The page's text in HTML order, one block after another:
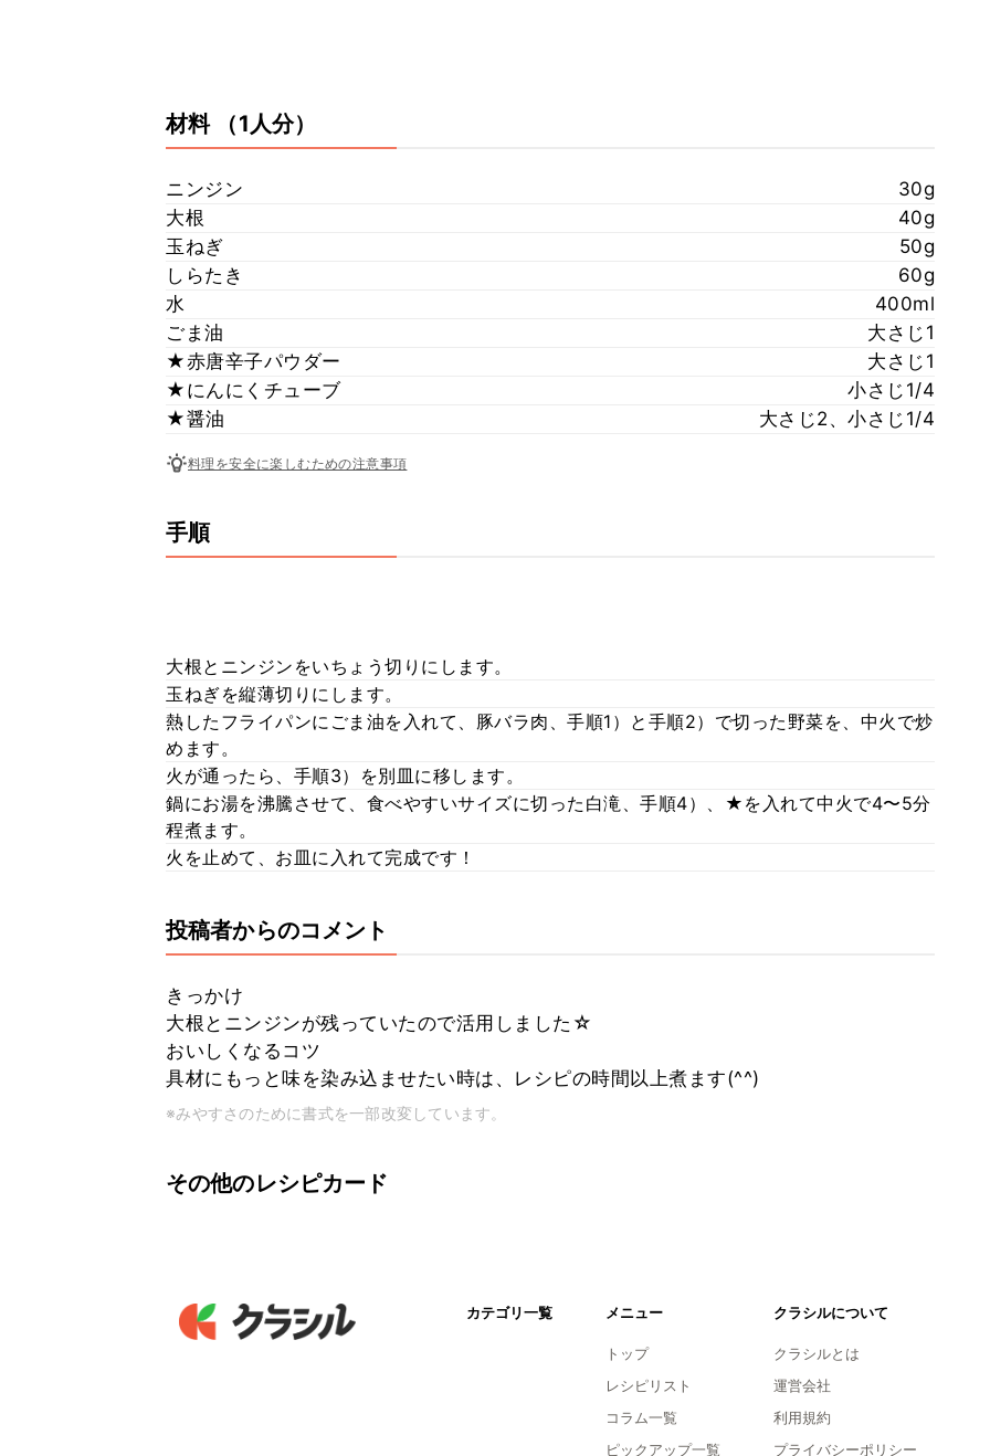
材料 （1人分）
ニンジン
30g
大根
40g
玉ねぎ
50g
しらたき
60g
水
400ml
ごま油
大さじ1
★赤唐辛子パウダー
大さじ1
★にんにくチューブ
小さじ1/4
★醤油
大さじ2、小さじ1/4
料理を安全に楽しむための注意事項
手順
大根とニンジンをいちょう切りにします。
玉ねぎを縦薄切りにします。
熱したフライパンにごま油を入れて、豚バラ肉、手順1）と手順2）で切った野菜を、中火で炒
めます。
火が通ったら、手順3）を別皿に移します。
鍋にお湯を沸騰させて、食べやすいサイズに切った白滝、手順4）、★を入れて中火で4〜5分
程煮ます。
火を止めて、お皿に入れて完成です！
投稿者からのコメント
きっかけ
大根とニンジンが残っていたので活用しました☆
おいしくなるコツ
具材にもっと味を染み込ませたい時は、レシピの時間以上煮ます(^^)
※みやすさのために書式を一部改変しています。
その他のレシピカード
カテゴリ一覧 メニュー
トップ
レシピリスト
コラム一覧
ピックアップ一覧
クラシルについて
クラシルとは
運営会社
利用規約
プライバシーポリシー